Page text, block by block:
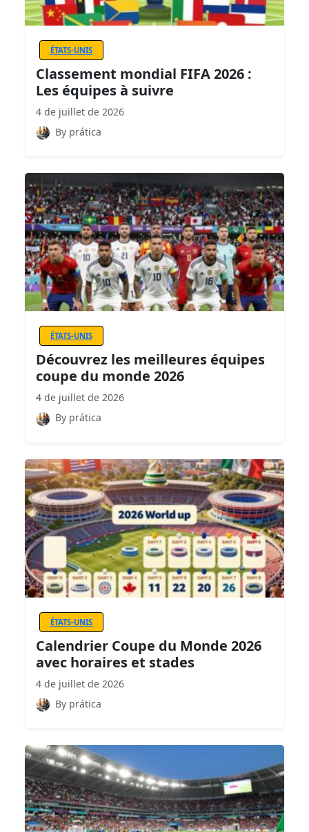
ÉTATS-UNIS
Classement mondial FIFA 2026 :
Les équipes à suivre
4 de juillet de 2026
By prática
ÉTATS-UNIS
Découvrez les meilleures équipes
coupe du monde 2026
4 de juillet de 2026
By prática
ÉTATS-UNIS
Calendrier Coupe du Monde 2026
avec horaires et stades
4 de juillet de 2026
By prática